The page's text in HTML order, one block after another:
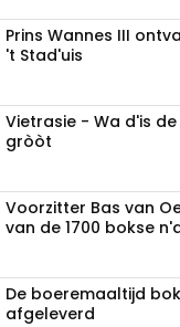
Prins Wannes III
't Stad'uis
Vietrasie - Wa d'is
gròòt
Voorzitter Bas van
van de 1700 bokse
De boeremaaltijd
afgeleverd